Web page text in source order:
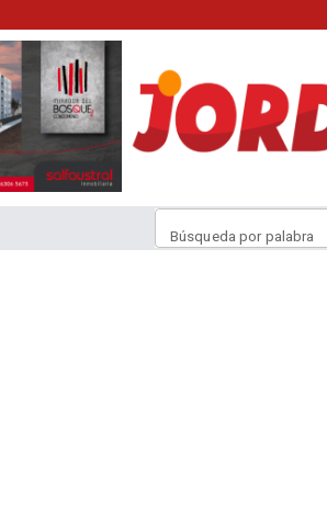
Búsqueda por palabra